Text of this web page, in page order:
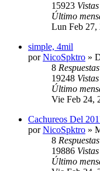
15923 Vistas
Último
Lun Feb 27,
simple, 4mil
porNicoSpktro »
8 Respuestas
19248 Vistas
Último
Vie Feb 24,
Cachureos Del
porNicoSpktro »
8 Respuestas
19886 Vistas
Último